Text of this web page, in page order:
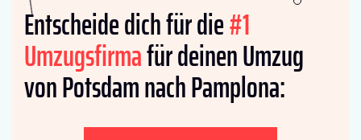
Entscheide dich für die#1
Umzugsfirmafür deinen Umzug
von Potsdam nach Pamplona: